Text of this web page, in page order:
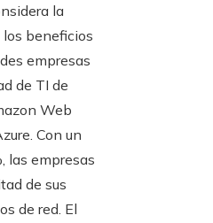
la
beneficios
empresas
de TI de
Web
Con un
las empresas
de sus
de red. El